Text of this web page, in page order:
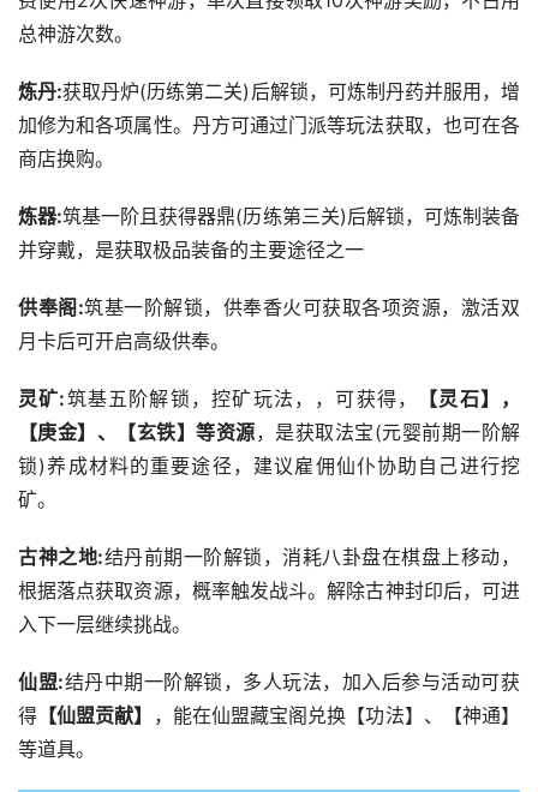
总神游次数。
炼丹:获取丹炉(历练第二关)后解锁，可炼制丹药并服用，增
加修为和各项属性。丹方可通过门派等玩法获取，也可在各
商店换购。
炼器:筑基一阶且获得器鼎(历练第三关)后解锁，可炼制装备
并穿戴，是获取极品装备的主要途径之一
供奉阁:筑基一阶解锁，供奉香火可获取各项资源，激活双
月卡后可开启高级供奉。
灵矿:筑基五阶解锁，控矿玩法，，可获得，
【灵石】，
【庚金】、【玄铁】等资源，是获取法宝(元婴前期一阶解
锁)养成材料的重要途径，建议雇佣仙仆协助自己进行挖
矿。
古神之地:结丹前期一阶解锁，消耗八卦盘在棋盘上移动，
根据落点获取资源，概率触发战斗。解除古神封印后，可进
入下一层继续挑战。
仙盟:结丹中期一阶解锁，多人玩法，加入后参与活动可获
得 【仙盟贡献】
，能在仙盟藏宝阁兑换【功法】、【神通】
等道具。